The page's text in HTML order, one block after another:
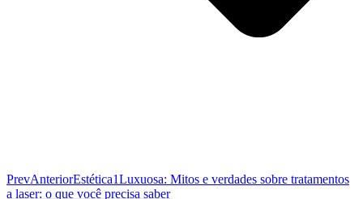
PrevAnteriorEstética1Luxuosa: Mitos e verdades sobre tratamentos
a laser: o que você precisa saber